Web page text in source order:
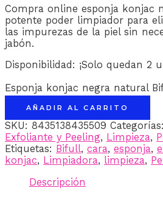
Compra online esponja konjac
potente poder limpiador para
las impurezas de la piel sin
jabón.
Disponibilidad: ¡Solo quedan 2
Esponja konjac negra natural
AÑADIR AL CARRITO
SKU: 8435138435509 Categorías:
Exfoliante y Peeling, Limpieza,
Etiquetas: Bifull, cara, esponja,
konjac, Limpiadora, limpieza,
Descripción